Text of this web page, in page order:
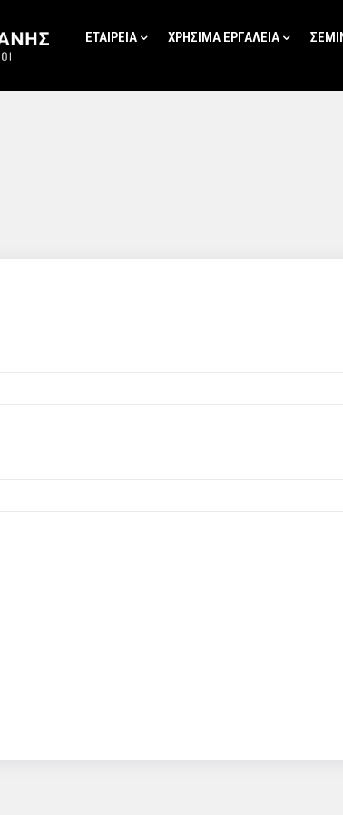
ΕΤΑΙΡΕΙΑ ΧΡΗΣΙΜΑ ΕΡΓΑΛΕΙΑ